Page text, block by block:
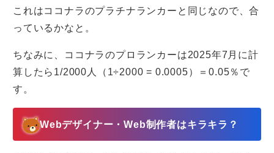
これはココナラのプラチナランカーと同じなので、合
っているかなと。
ちなみに、ココナラのプロランカーは2025年7月に計
算したら1/2000人（1÷2000 = 0.0005）＝0.05％で
す。
Webデザイナー・Web制作者はキラキラ？